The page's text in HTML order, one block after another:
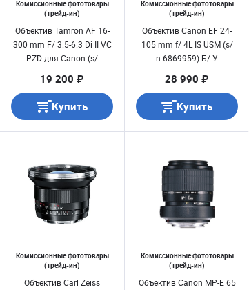
Комиссионные фототовары
(трейд-ин)
Объектив Tamron AF 16-
300 mm F/ 3.5-6.3 Di II VC
PZD для Canon (s/
19 200 ₽
Купить
Комиссионные фототовары
(трейд-ин)
Объектив Canon EF 24-
105 mm f/ 4L IS USM (s/
n:6869959) Б/ У
28 990 ₽
Купить
Комиссионные фототовары
(трейд-ин)
Объектив Carl Zeiss
Комиссионные фототовары
(трейд-ин)
Объектив Canon MP-E 65